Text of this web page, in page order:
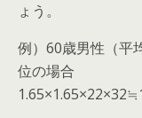
ょう。
例）60歳男性（平
位の場合